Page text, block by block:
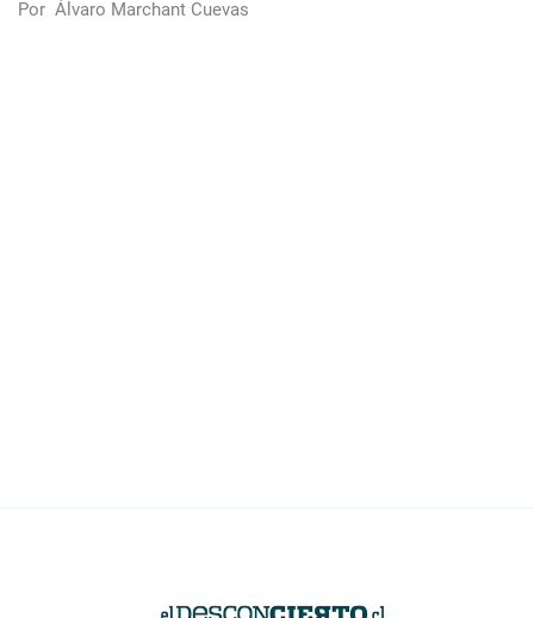
Por Álvaro Marchant Cuevas